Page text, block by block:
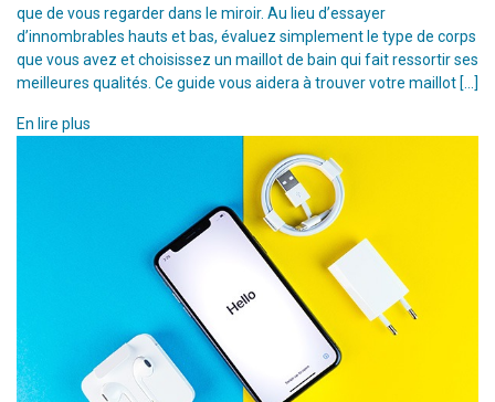
que de vous regarder dans le miroir. Au lieu d’essayer
d’innombrables hauts et bas, évaluez simplement le type de corps
que vous avez et choisissez un maillot de bain qui fait ressortir ses
meilleures qualités. Ce guide vous aidera à trouver votre maillot […]
En lire plus